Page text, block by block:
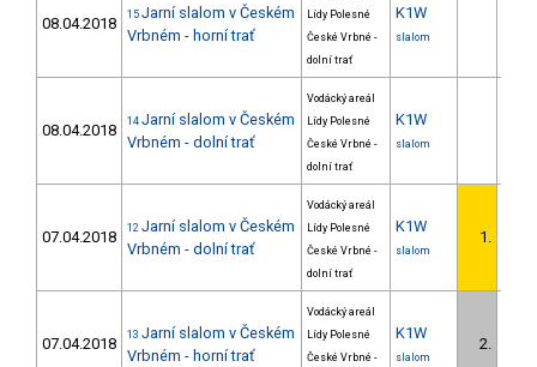
08.04.2018 15 Jarní slalom v Českém
Vrbném - horní trať
Lídy Polesné
České Vrbné -
dolní trať
K1W
slalom
08.04.2018 14 Jarní slalom v Českém
Vrbném - dolní trať
Vodácký areál
Lídy Polesné
České Vrbné -
dolní trať
K1W
slalom
07.04.2018 12 Jarní slalom v Českém
Vrbném - dolní trať
Vodácký areál
Lídy Polesné
České Vrbné -
dolní trať
K1W
slalom
1.
07.04.2018 13 Jarní slalom v Českém
Vrbném - horní trať
Vodácký areál
Lídy Polesné
České Vrbné -
K1W
slalom
2.